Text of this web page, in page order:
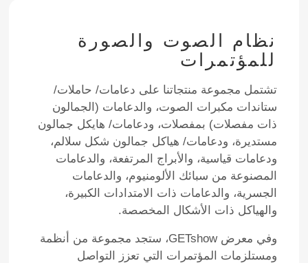
نظام الصوت والصورة
للمؤتمرات
تشتمل مجموعة منتجاتنا على دعامات/ حاملات/
ستاندات مكبرات الصوت، والدعامات (الجمالون
ذات مفصلات) بمفصلات، ودعامات/ هايكل جمالون
مستديرة، ودعامات/ هياكل جمالون شكل سلالم،
ودعامات قياسية، والأبراج المرتفعة، والدعامات
المصنوعة من سبائك الألومنيوم، والدعامات
الجسرية، والدعامات ذات الامتدادات الكبيرة،
والهياكل ذات الأشكال المخصصة.
وفي معرض GETshow، ستجد مجموعة من أنظمة
ومستلزمات المؤتمرات التي تعزز التواصل